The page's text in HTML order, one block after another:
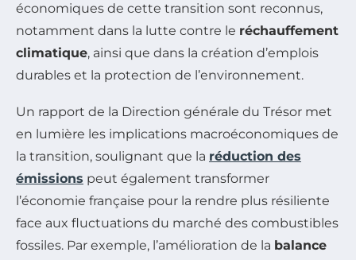
économiques de cette transition sont reconnus,
notamment dans la lutte contre le réchauffement
climatique, ainsi que dans la création d’emplois
durables et la protection de l’environnement.
Un rapport de la Direction générale du Trésor met
en lumière les implications macroéconomiques de
la transition, soulignant que la réduction des
émissions peut également transformer
l’économie française pour la rendre plus résiliente
face aux fluctuations du marché des combustibles
fossiles. Par exemple, l’amélioration de la balance